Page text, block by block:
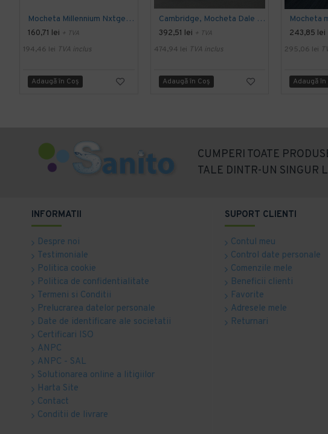
Mocheta Millennium Nxtgen, Modulyss
160,71 lei + TVA
194,46 lei TVA inclus
Adaugă în Coş
Cambridge, Mocheta Dale 50x50cm, Modulyss
392,51 lei + TVA
474,94 lei TVA inclus
Adaugă în Coş
243,85 lei
295,06 lei
Adaugă în
CUMPERI TOATE
TALE DINTR-UN SINGUR
INFORMATII
Despre noi
Testimoniale
Politica cookie
Politica de confidentialitate
Termeni si Conditii
Prelucrarea datelor personale
Date de identificare ale societatii
Certificari ISO
ANPC
ANPC - SAL
Solutionarea online a litigiilor
Harta Site
Contact
Conditii de livrare
SUPORT CLIENTI
Contul meu
Control date personale
Comenzile mele
Beneficii clienti
Favorite
Adresele mele
Returnari